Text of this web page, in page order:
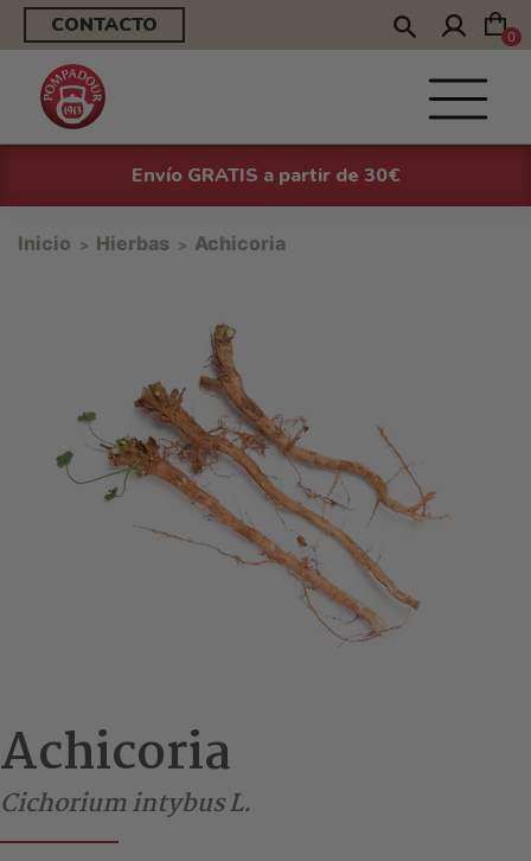
CONTACTO 0
Envío GRATIS a partir de 30€
Inicio Hierbas Achicoria
Achicoria
Cichorium intybus L.